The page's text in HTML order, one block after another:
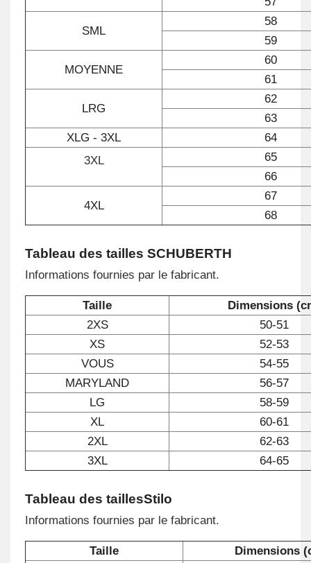
SML
58
59
MOYENNE
60
61
LRG
62
63
XLG - 3XL
64
3XL
65
66
4XL
67
68
Tableau des tailles SCHUBERTH
Informations fournies par le fabricant.
Taille
Dimensions
2XS
50-51
XS
52-53
VOUS
54-55
MARYLAND
56-57
LG
58-59
XL
60-61
2XL
62-63
3XL
64-65
Tableau des taillesStilo
Informations fournies par le fabricant.
Taille
Dimensions